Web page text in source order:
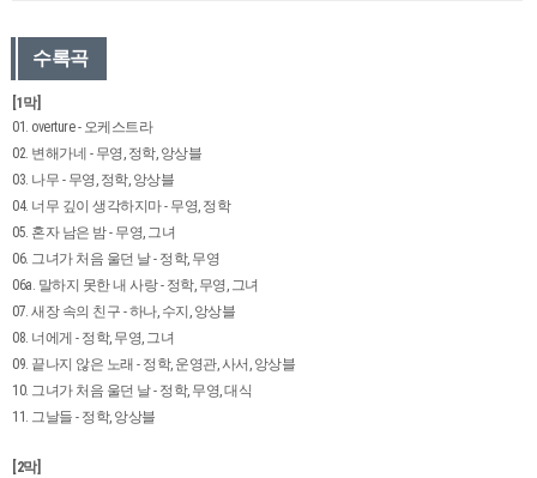
수록곡
[1막]
01. overture - 오케스트라
02. 변해가네 - 무영, 정학, 앙상블
03. 나무 - 무영, 정학, 앙상블
04. 너무 깊이 생각하지마 - 무영, 정학
05. 혼자 남은 밤 - 무영, 그녀
06. 그녀가 처음 울던 날 - 정학, 무영
06a. 말하지 못한 내 사랑 - 정학, 무영, 그녀
07. 새장 속의 친구 - 하나, 수지, 앙상블
08. 너에게 - 정학, 무영, 그녀
09. 끝나지 않은 노래 - 정학, 운영관, 사서, 앙상블
10. 그녀가 처음 울던 날 - 정학, 무영, 대식
11. 그날들 - 정학, 앙상블
[2막]